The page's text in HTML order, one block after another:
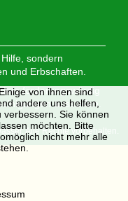
sondern
und Erbschaften.
förderungswürdig
ausstellen.
Alle Rechte vorbehalten.
von ihnen sind
andere uns helfen,
Sie können
möchten. Bitte
nicht mehr alle